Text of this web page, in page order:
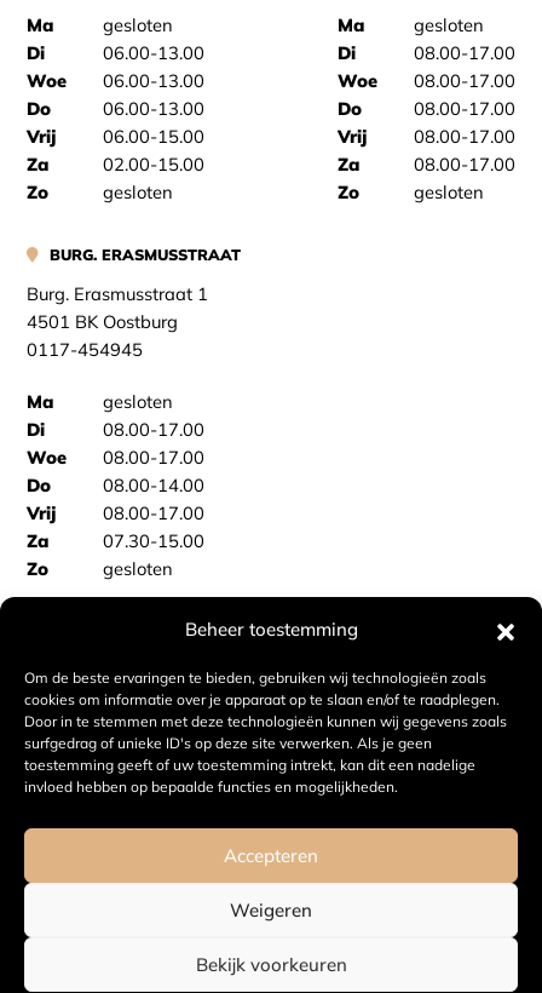
Beheer toestemming
Om de beste ervaringen te bieden, gebruiken wij technologieën zoals
cookies om informatie over je apparaat op te slaan en/of te raadplegen.
Door in te stemmen met deze technologieën kunnen wij gegevens zoals
surfgedrag of unieke ID's op deze site verwerken. Als je geen
toestemming geeft of uw toestemming intrekt, kan dit een nadelige
invloed hebben op bepaalde functies en mogelijkheden.
Accepteren
Weigeren
Bekijk voorkeuren
Ma
Di
Woe
Do
Vrij
Za
Zo
gesloten
06.00-13.00
06.00-13.00
06.00-13.00
06.00-15.00
02.00-15.00
gesloten
Ma
Di
Woe
Do
Vrij
Za
Zo
gesloten
08.00-17.00
08.00-17.00
08.00-17.00
08.00-17.00
08.00-17.00
gesloten
BURG. ERASMUSSTRAAT
Burg. Erasmusstraat 1
4501 BK Oostburg
0117-454945
Ma
Di
Woe
Do
Vrij
Za
Zo
gesloten
08.00-17.00
08.00-17.00
08.00-14.00
08.00-17.00
07.30-15.00
gesloten
Vooraf bestellen Sas van Gent
Vooraf bestellen Philippine
BAKKERIJ VAN DE VELDE
info@bakkerijvandevelde.nl
Kvk: 59778849
Btw: NL853640877B01
Realisatie:Searacon